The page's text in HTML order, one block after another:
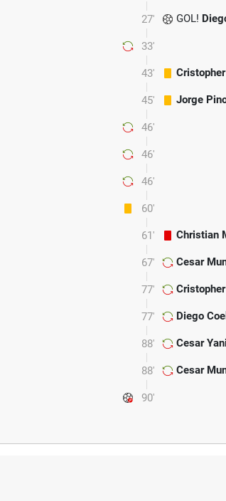
27' GOL!
33'
43'
45' Jorge
46'
46'
46'
60'
61' Christian
67' Cesar
77'
77' Diego
88' Cesar
88' Cesar
90'